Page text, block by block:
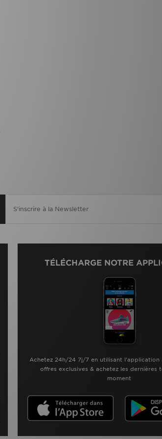
TÉLÉCHARGE NOTRE
Achetez 24h/24 7j/7 en utilisant l'application
offres exclusives & achetez les dernières
moment